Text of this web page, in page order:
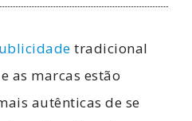
tradicional
as marcas estão
autênticas de se